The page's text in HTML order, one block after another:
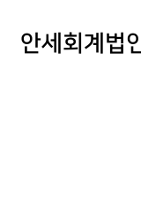
안세회계법